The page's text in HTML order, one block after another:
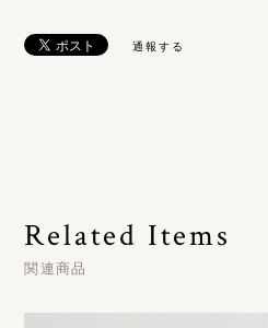
通報する
Related Items
関連商品